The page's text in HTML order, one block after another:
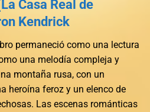
Casa Real de
Kendrick
permaneció como una lectura
una melodía compleja y
montaña rusa, con un
heroína feroz y un elenco de
Las escenas románticas